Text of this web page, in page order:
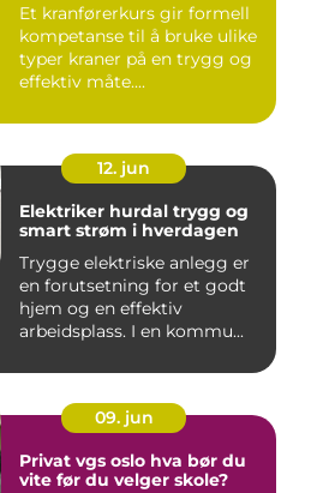
Et kranførerkurs gir formell
kompetanse til å bruke ulike
typer kraner på en trygg og
effektiv måte....
12. jun
Elektriker hurdal trygg og
smart strøm i hverdagen
Trygge elektriske anlegg er
en forutsetning for et godt
hjem og en effektiv
arbeidsplass. I en kommu...
09. jun
Privat vgs oslo hva bør du
vite før du velger skole?